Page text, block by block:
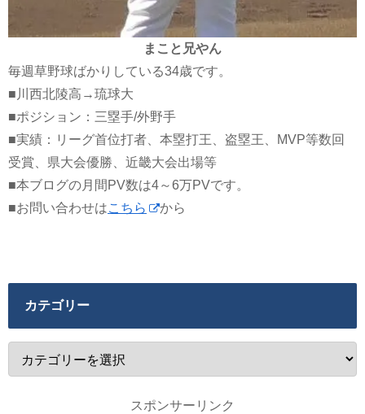
まこと兄やん
毎週草野球ばかりしている34歳です。
■川西北陵高→琉球大
■ポジション：三塁手/外野手
■実績：リーグ首位打者、本塁打王、盗塁王、MVP等数回
受賞、県大会優勝、近畿大会出場等
■本ブログの月間PV数は4～6万PVです。
■お問い合わせはこちら から
カテゴリー
スポンサーリンク